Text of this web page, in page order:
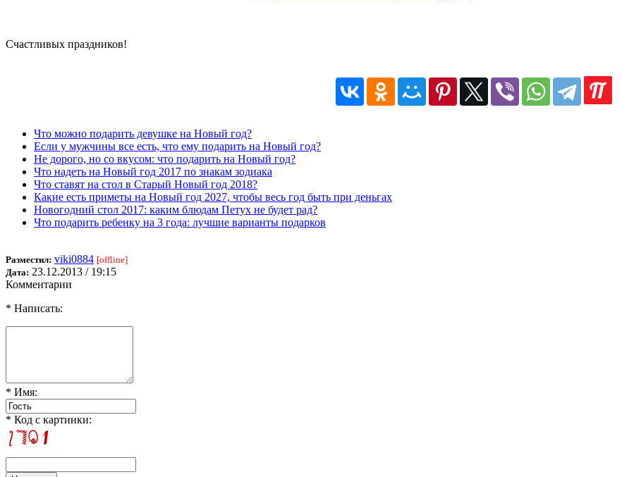
Счастливых праздников!
Что можно подарить девушке на Новый год?
Если у мужчины все есть, что ему подарить на Новый год?
Не дорого, но со вкусом: что подарить на Новый год?
Что надеть на Новый год 2017 по знакам зодиака
Что ставят на стол в Старый Новый год 2018?
Какие есть приметы на Новый год 2027, чтобы весь год быть при деньгах
Новогодний стол 2017: каким блюдам Петух не будет рад?
Что подарить ребенку на 3 года: лучшие варианты подарков
Разместил: viki0884 [offline]
Дата: 23.12.2013 / 19:15
Комментарии
* Написать:
* Имя:
* Код с картинки: